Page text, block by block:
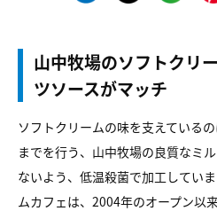
山中牧場のソフトクリ
ツソースがマッチ
ソフトクリームの味を支えている
までを行う、山中牧場の良質なミ
ないよう、低温殺菌で加工してい
ムカフェは、2004年のオープン以